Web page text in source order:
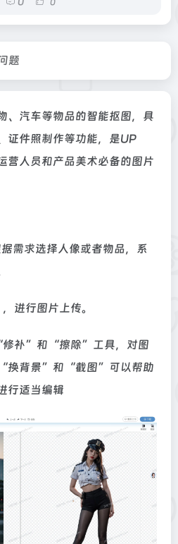
0
题
、汽车等物品的智能抠图，具
证件照制作等功能，是UP
营人员和产品美术必备的图片
需求选择人像或者物品，系
进行图片上传。
修补”和“擦除”工具，对图
“换背景”和“截图”可以帮助
行适当编辑